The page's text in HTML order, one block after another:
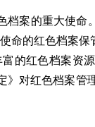
案的重大使命。
命的红色档案
富的红色档案资
》对红色档案管